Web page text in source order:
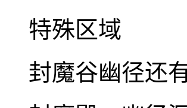
特殊区域
封魔谷幽径还